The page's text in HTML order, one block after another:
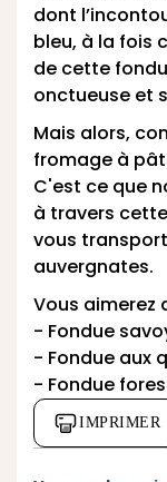
dont
bleu, à la fois
de cette
onctueuse et
Mais alors,
fromage à
C'est ce que
à travers
vous
auvergnates.
Vous aimerez
- Fondue
- Fondue aux
- Fondue
IMPRIMER